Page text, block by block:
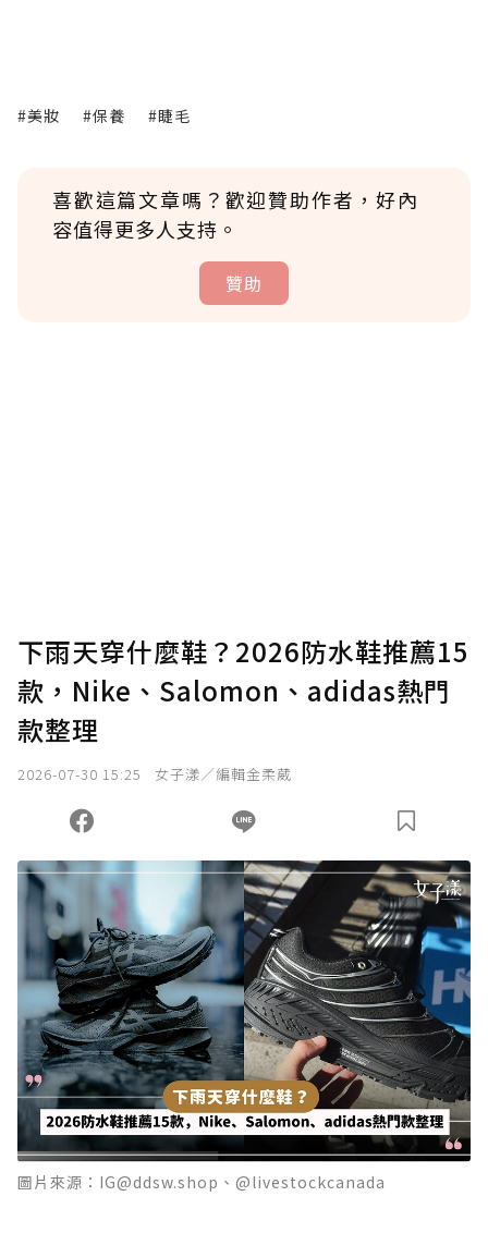
#美妝 #保養 #睫毛
喜歡這篇文章嗎？歡迎贊助作者，好內
容值得更多人支持。
贊助
確認送出
您當前剩餘 U 利點數：0點；前往 購買點數
下雨天穿什麼鞋？2026防水鞋推薦15
款，Nike、Salomon、adidas熱門
款整理
2026-07-30 15:25 女子漾／編輯金柔葳
圖片來源：IG@ddsw.shop、@livestockcanada